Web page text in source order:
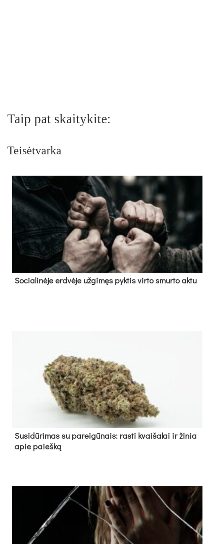
Taip pat skaitykite:
Teisėtvarka
So­cia­li­nė­je erd­vė­je už­gi­męs pyk­tis vir­to smur­to ak­tu
Su­si­dū­ri­mas su pa­rei­gū­nais: ras­ti kvai­ša­lai ir ži­nia
apie paieš­ką